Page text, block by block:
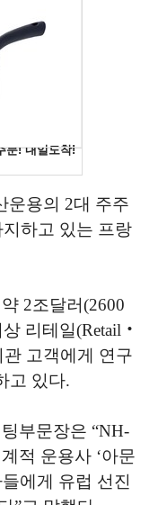
운용의 2대 주주
하고 있는 프랑
2조달러(2600
리테일(Retail‧
고객에게 연구
고 있다.
부문장은 “NH-
적 운용사 ‘아문
에게 유럽 선진